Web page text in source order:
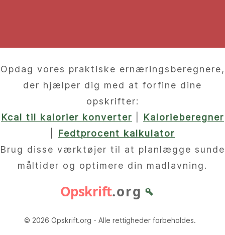
Opdag vores praktiske ernæringsberegnere,
der hjælper dig med at forfine dine
opskrifter:
Kcal til kalorier konverter
Kalorieberegner
Fedtprocent kalkulator
Brug disse værktøjer til at planlægge sunde
måltider og optimere din madlavning.
Opskrift.org 🥄
© 2026 Opskrift.org - Alle rettigheder forbeholdes.